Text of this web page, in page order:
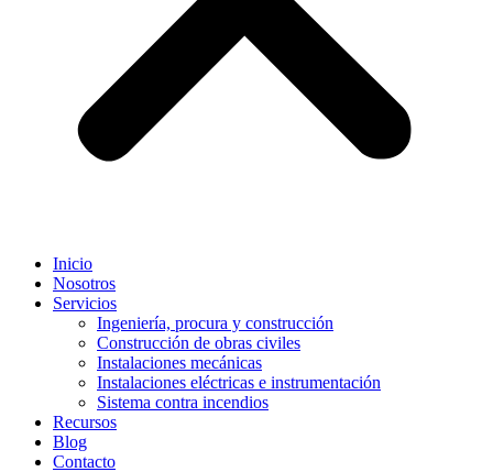
Inicio
Nosotros
Servicios
Ingeniería, procura y construcción
Construcción de obras civiles
Instalaciones mecánicas
Instalaciones eléctricas e instrumentación
Sistema contra incendios
Recursos
Blog
Contacto